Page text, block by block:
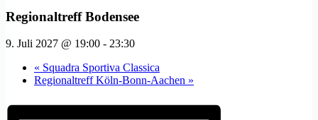
Regionaltreff Bodensee
9. Juli 2027 @ 19:00 - 23:30
« Squadra Sportiva Classica
Regionaltreff Köln-Bonn-Aachen »